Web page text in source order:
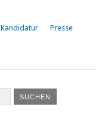
Kandidatur
Presse